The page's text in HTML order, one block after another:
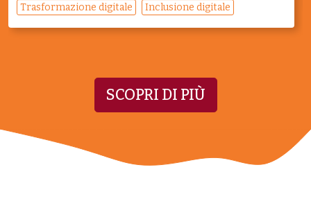
Trasformazione digitale
Inclusione digitale
SCOPRI DI PIÙ